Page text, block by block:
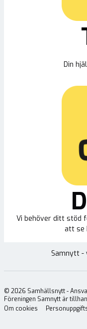
Din
Vi behöver ditt stöd
att se
Samnytt -
© 2026 Samhällsnytt -
Föreningen Samnytt är
Om cookies